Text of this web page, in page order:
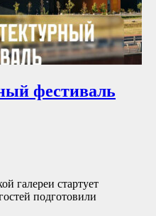
фестиваль
галереи стартует
подготовили